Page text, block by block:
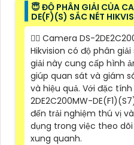
😇 ĐỘ PHÂN GIẢI CỦA
DE(F)(S) SẮC NÉT
❤️‍💋‍ Camera DS-
Hikvision có độ phân
giải này cung cấp hình
giúp quan sát và giám
và hiệu quả. Với đặc
2DE2C200MW-
đến trải nghiệm thú vị
dụng trong việc theo
xung quanh.